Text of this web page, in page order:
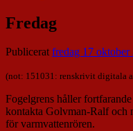
Fredag
Publiceratfredag 17 oktober
(not: 151031: renskrivit digitala
Fogelgrens håller
kontakta Golvman-Ralf och
för varmvattenrören.